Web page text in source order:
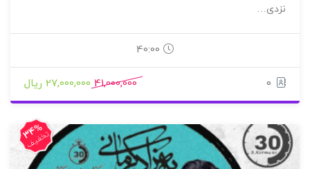
نزدی…
40:00
0
41,000,000 27,000,000 ریال
34%
تخفیف